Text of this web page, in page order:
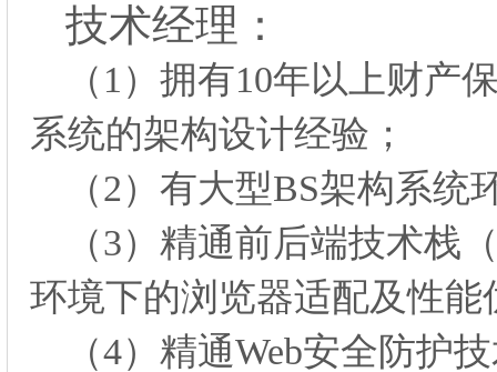
技术经理：
（ 1）拥有10年以上财产
系统的架构设计经验；
（2）有大型BS架构系统
（3）精通前后端技术栈
环境下的浏览器适配及性能
（4）精通Web安全防护